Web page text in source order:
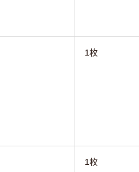
1枚
1枚